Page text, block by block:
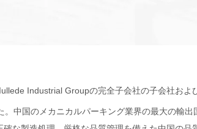
Industrial Groupの完全子会社の子会社お
中国のメカニカルパーキング業界の最大の輸